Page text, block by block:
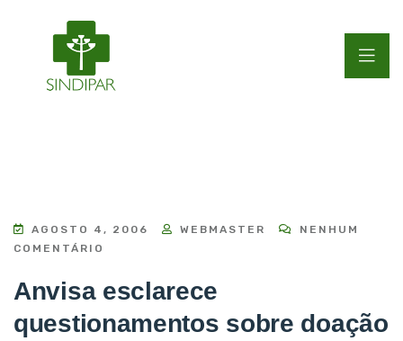
AGOSTO 4, 2006 WEBMASTER
NENHUM
COMENTÁRIO
Anvisa esclarece
questionamentos sobre doação